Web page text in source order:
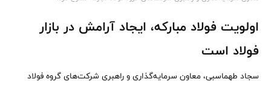
اولویت فولاد مبارکه، ایجاد آرامش در بازار
فولاد است
سجاد طهماسبی، معاون سرمایه‌گذاری و راهبری شرکت‌های گروه فولاد